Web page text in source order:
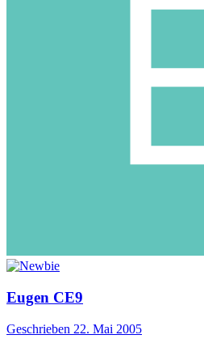
Eugen CE9
Geschrieben 22. Mai 2005